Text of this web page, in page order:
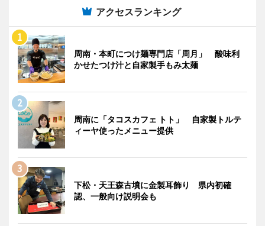
アクセスランキング
周南・本町につけ麺専門店「周月」 酸味利
かせたつけ汁と自家製手もみ太麺
周南に「タコスカフェ トト」 自家製トルテ
ィーヤ使ったメニュー提供
下松・天王森古墳に金製耳飾り 県内初確
認、一般向け説明会も